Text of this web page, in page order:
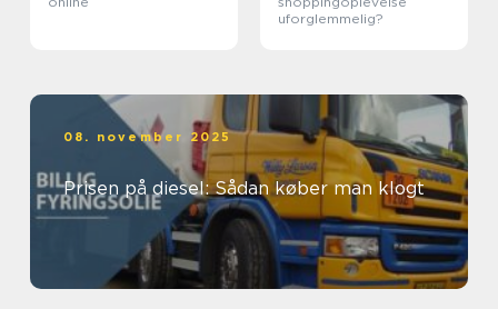
uforglemmelig?
08. november 2025
Prisen på diesel: Sådan køber man klogt